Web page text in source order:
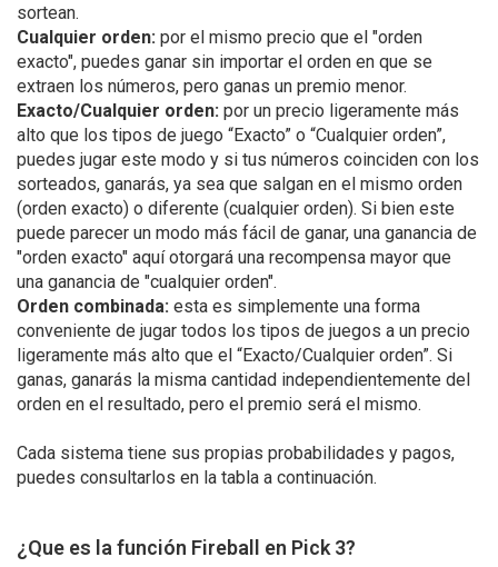
sortean.
Cualquier orden: por el mismo precio que el "orden
exacto", puedes ganar sin importar el orden en que se
extraen los números, pero ganas un premio menor.
Exacto/Cualquier orden: por un precio ligeramente más
alto que los tipos de juego “Exacto” o “Cualquier orden”,
puedes jugar este modo y si tus números coinciden con los
sorteados, ganarás, ya sea que salgan en el mismo orden
(orden exacto) o diferente (cualquier orden). Si bien este
puede parecer un modo más fácil de ganar, una ganancia de
"orden exacto" aquí otorgará una recompensa mayor que
una ganancia de "cualquier orden".
Orden combinada: esta es simplemente una forma
conveniente de jugar todos los tipos de juegos a un precio
ligeramente más alto que el “Exacto/Cualquier orden”. Si
ganas, ganarás la misma cantidad independientemente del
orden en el resultado, pero el premio será el mismo.
Cada sistema tiene sus propias probabilidades y pagos,
puedes consultarlos en la tabla a continuación.
¿Que es la función Fireball en Pick 3?